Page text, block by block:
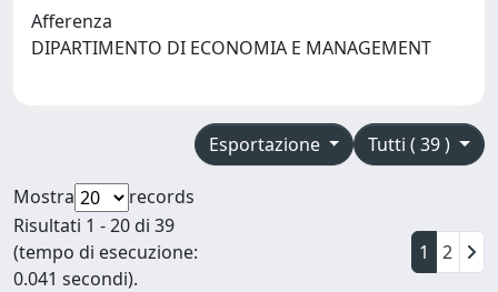
Afferenza
DIPARTIMENTO DI ECONOMIA E MANAGEMENT
Tutti ( 39 )
Esportazione
Mostra
records
Risultati 1 - 20 di 39
(tempo di esecuzione:
0.041 secondi).
1 2